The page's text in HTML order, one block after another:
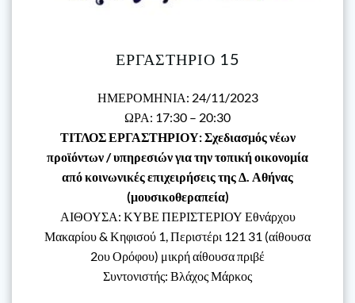
ΕΡΓΑΣΤΗΡΙΟ 15
ΗΜΕΡΟΜΗΝΙΑ: 24/11/2023
ΩΡΑ: 17:30 – 20:30
ΤΙΤΛΟΣ ΕΡΓΑΣΤΗΡΙΟΥ: Σχεδιασμός νέων
προϊόντων / υπηρεσιών για την τοπική οικονομία
από κοινωνικές επιχειρήσεις της Δ. Αθήνας
(μουσικοθεραπεία)
ΑΙΘΟΥΣΑ: ΚΥΒΕ ΠΕΡΙΣΤΕΡΙΟΥ Εθνάρχου
Μακαρίου & Κηφισού 1, Περιστέρι 121 31 (αίθουσα
2ου Ορόφου) μικρή αίθουσα πριβέ
Συντονιστής: Βλάχος Μάρκος